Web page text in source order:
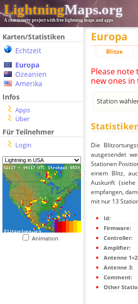
LightningMaps.org
A community project with free lightning maps and apps
Karten/Statistiken
Echtzeit
Europa
Ozeanien
Amerika
Infos
Apps
Über
Für Teilnehmer
Login
Animation
Europa
Blitze
Please
new ones
Station
Die
ausgesendet
Stationen
einem Blitz,
Auskunft
empfangen,
mit nur 13
Id:
Firmware:
Controller:
Amplifier:
Antenne
Antenne 3:
Comment:
Other